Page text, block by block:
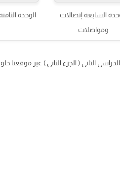
السابعة إتصالات
ومواصلات
الوحدة